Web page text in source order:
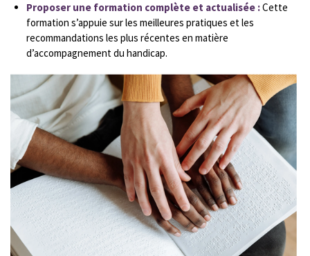
Proposer une formation complète et actualisée :Cette
formation s’appuie sur les meilleures pratiques et les
recommandations les plus récentes en matière
d’accompagnement du handicap.